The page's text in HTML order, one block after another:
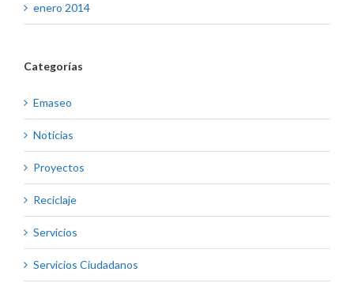
enero 2014
Categorías
Emaseo
Noticias
Proyectos
Reciclaje
Servicios
Servicios Ciudadanos